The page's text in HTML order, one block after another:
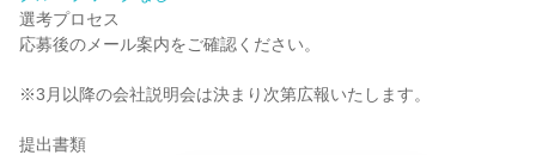
選考プロセス
応募後のメール案内をご確認ください。
※3月以降の会社説明会は決まり次第広報いたします。
提出書類